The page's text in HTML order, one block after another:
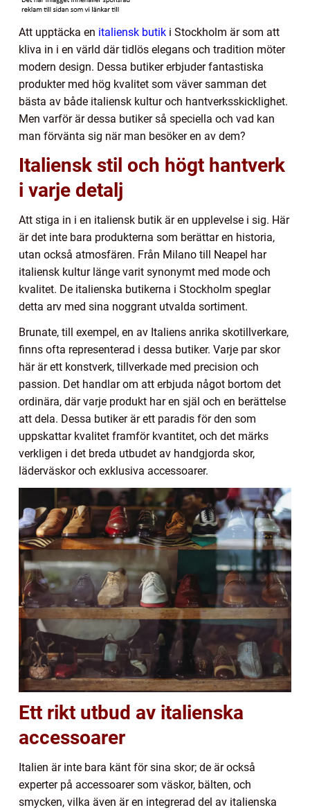
Att upptäcka en italiensk butik i Stockholm är som att
kliva in i en värld där tidlös elegans och tradition möter
modern design. Dessa butiker erbjuder fantastiska
produkter med hög kvalitet som väver samman det
bästa av både italiensk kultur och hantverksskicklighet.
Men varför är dessa butiker så speciella och vad kan
man förvänta sig när man besöker en av dem?
Italiensk stil och högt hantverk
i varje detalj
Att stiga in i en italiensk butik är en upplevelse i sig. Här
är det inte bara produkterna som berättar en historia,
utan också atmosfären. Från Milano till Neapel har
italiensk kultur länge varit synonymt med mode och
kvalitet. De italienska butikerna i Stockholm speglar
detta arv med sina noggrant utvalda sortiment.
Brunate, till exempel, en av Italiens anrika skotillverkare,
finns ofta representerad i dessa butiker. Varje par skor
här är ett konstverk, tillverkade med precision och
passion. Det handlar om att erbjuda något bortom det
ordinära, där varje produkt har en själ och en berättelse
att dela. Dessa butiker är ett paradis för den som
uppskattar kvalitet framför kvantitet, och det märks
verkligen i det breda utbudet av handgjorda skor,
läderväskor och exklusiva accessoarer.
Ett rikt utbud av italienska
accessoarer
Italien är inte bara känt för sina skor; de är också
experter på accessoarer som väskor, bälten, och
smycken, vilka även är en integrerad del av italienska